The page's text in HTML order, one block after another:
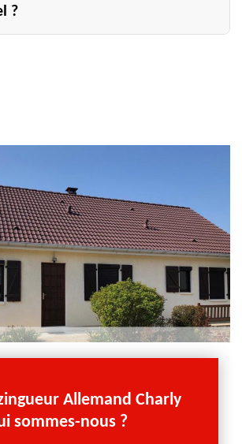
?
51500, le couvreur Allemand Charly
ses prestations. Contactez-le
Allemand Charly
sommes-nous ?